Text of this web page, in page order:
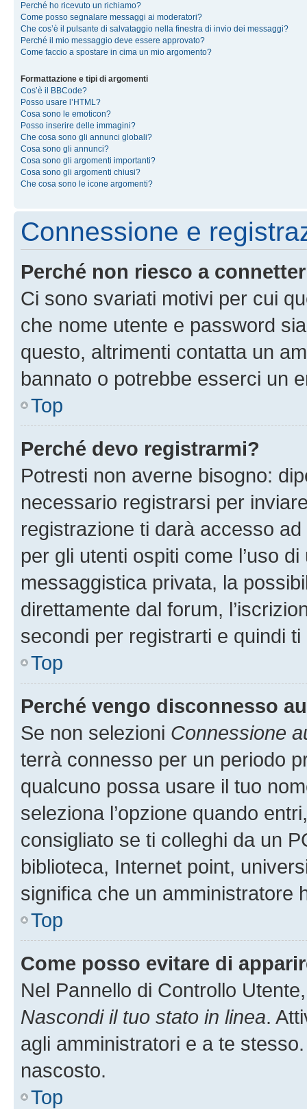
Perché ho ricevuto un richiamo?
Come posso segnalare messaggi ai moderatori?
Che cos’è il pulsante di salvataggio nella finestra di invio dei messaggi?
Perché il mio messaggio deve essere approvato?
Come faccio a spostare in cima un mio argomento?
Formattazione e tipi di argomenti
Cos’è il BBCode?
Posso usare l’HTML?
Cosa sono le emoticon?
Posso inserire delle immagini?
Che cosa sono gli annunci globali?
Cosa sono gli annunci?
Cosa sono gli argomenti importanti?
Cosa sono gli argomenti chiusi?
Che cosa sono le icone argomenti?
Connessione e
Perché non riesco a
Ci sono svariati motivi per cui
che nome utente e password
questo, altrimenti contatta un
bannato o potrebbe esserci un
Top
Perché devo registrarmi?
Potresti non averne bisogno:
necessario registrarsi per
registrazione ti darà accesso
per gli utenti ospiti come l’uso
messaggistica privata, la
direttamente dal forum,
secondi per registrarti e quindi
Top
Perché vengo disconnesso
Se non selezioni Connessione
terrà connesso per un periodo
qualcuno possa usare il tuo
seleziona l’opzione quando
consigliato se ti colleghi da un
biblioteca, Internet point,
significa che un amministratore
Top
Come posso evitare di
Nel Pannello di Controllo
Nascondi il tuo stato in linea.
agli amministratori e a te
nascosto.
Top